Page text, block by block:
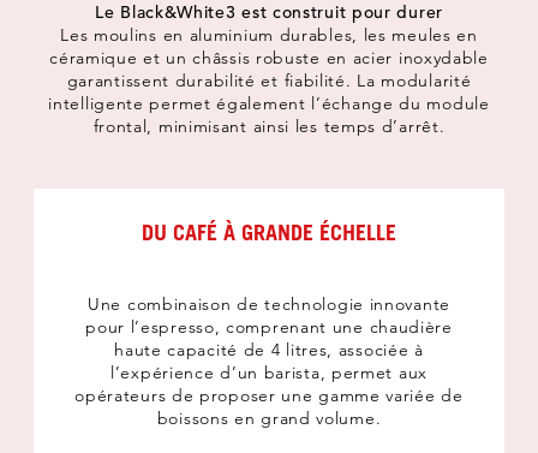
Le Black&White3 est construit pour durer
Les moulins en aluminium durables, les meules en
céramique et un châssis robuste en acier inoxydable
garantissent durabilité et fiabilité. La modularité
intelligente permet également l’échange du module
frontal, minimisant ainsi les temps d’arrêt.
DU CAFÉ À GRANDE ÉCHELLE
Une combinaison de technologie innovante
pour l’espresso, comprenant une chaudière
haute capacité de 4 litres, associée à
l’expérience d’un barista, permet aux
opérateurs de proposer une gamme variée de
boissons en grand volume.